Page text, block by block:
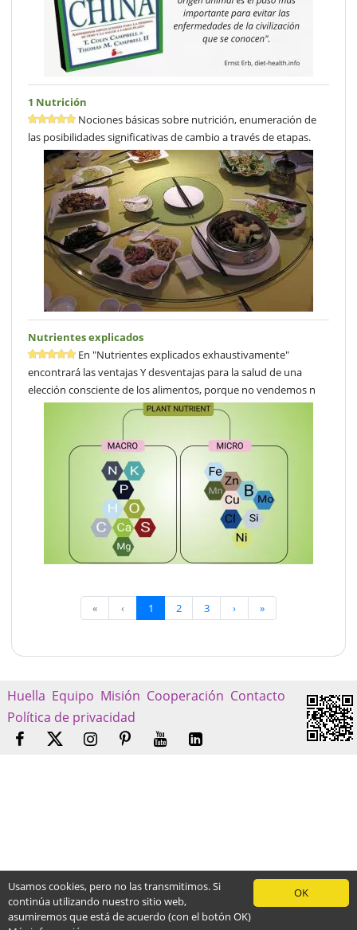
1 Nutrición
Nociones básicas sobre nutrición, enumeración de
las posibilidades significativas de cambio a través de etapas.
Nutrientes explicados
En "Nutrientes explicados exhaustivamente"
encontrará las ventajas Y desventajas para la salud de una
elección consciente de los alimentos, porque no vendemos n
« ‹ 1 2 3 › »
Huella Equipo Misión Cooperación Contacto
Política de privacidad
OK
Usamos cookies, pero no las transmitimos. Si
continúa utilizando nuestro sitio web,
asumiremos que está de acuerdo (con el botón OK)